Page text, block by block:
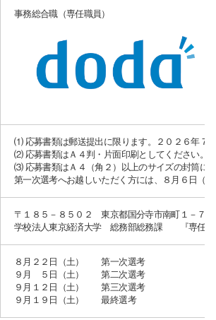
事務総合職（専任職員）
⑴ 応募書類は郵送提出に限ります。２０２６年７
⑵ 応募書類はＡ４判・片面印刷としてください。
⑶ 応募書類はＡ４（角２）以上のサイズの封筒に
第一次選考へお越しいただく方には、８月６日（
〒１８５－８５０２ 東京都国分寺市南町１－７－
学校法人東京経済大学 総務部総務課 『専任事
８月２２日（土） 第一次選考
９月 ５日（土） 第二次選考
９月１２日（土） 第三次選考
９月１９日（土） 最終選考